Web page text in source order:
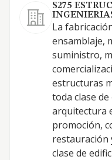
S275
La
ensamblaje,
suministro,
estructuras
toda clase
arquitectura
promoción,
restauración
clase de